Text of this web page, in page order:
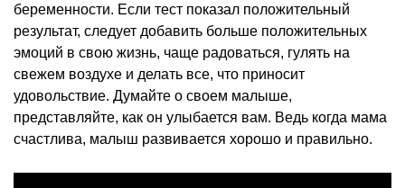
беременности. Если тест показал положительный
результат, следует добавить больше положительных
эмоций в свою жизнь, чаще радоваться, гулять на
свежем воздухе и делать все, что приносит
удовольствие. Думайте о своем малыше,
представляйте, как он улыбается вам. Ведь когда мама
счастлива, малыш развивается хорошо и правильно.